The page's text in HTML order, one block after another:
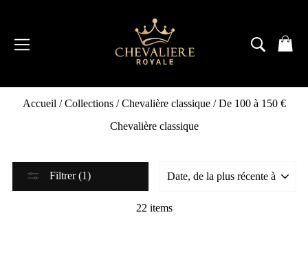
Accueil / Collections / Chevalière classique / De 100 à 150 €
Chevalière classique
Filtrer (1)
22 items